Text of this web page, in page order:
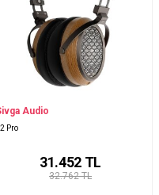
Audio
Pro
32.762 TL
31.452TL